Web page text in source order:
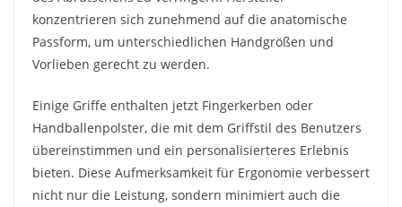
konzentrieren sich zunehmend auf die anatomische
Passform, um unterschiedlichen Handgrößen und
Vorlieben gerecht zu werden.
Einige Griffe enthalten jetzt Fingerkerben oder
Handballenpolster, die mit dem Griffstil des Benutzers
übereinstimmen und ein personalisierteres Erlebnis
bieten. Diese Aufmerksamkeit für Ergonomie verbessert
nicht nur die Leistung, sondern minimiert auch die